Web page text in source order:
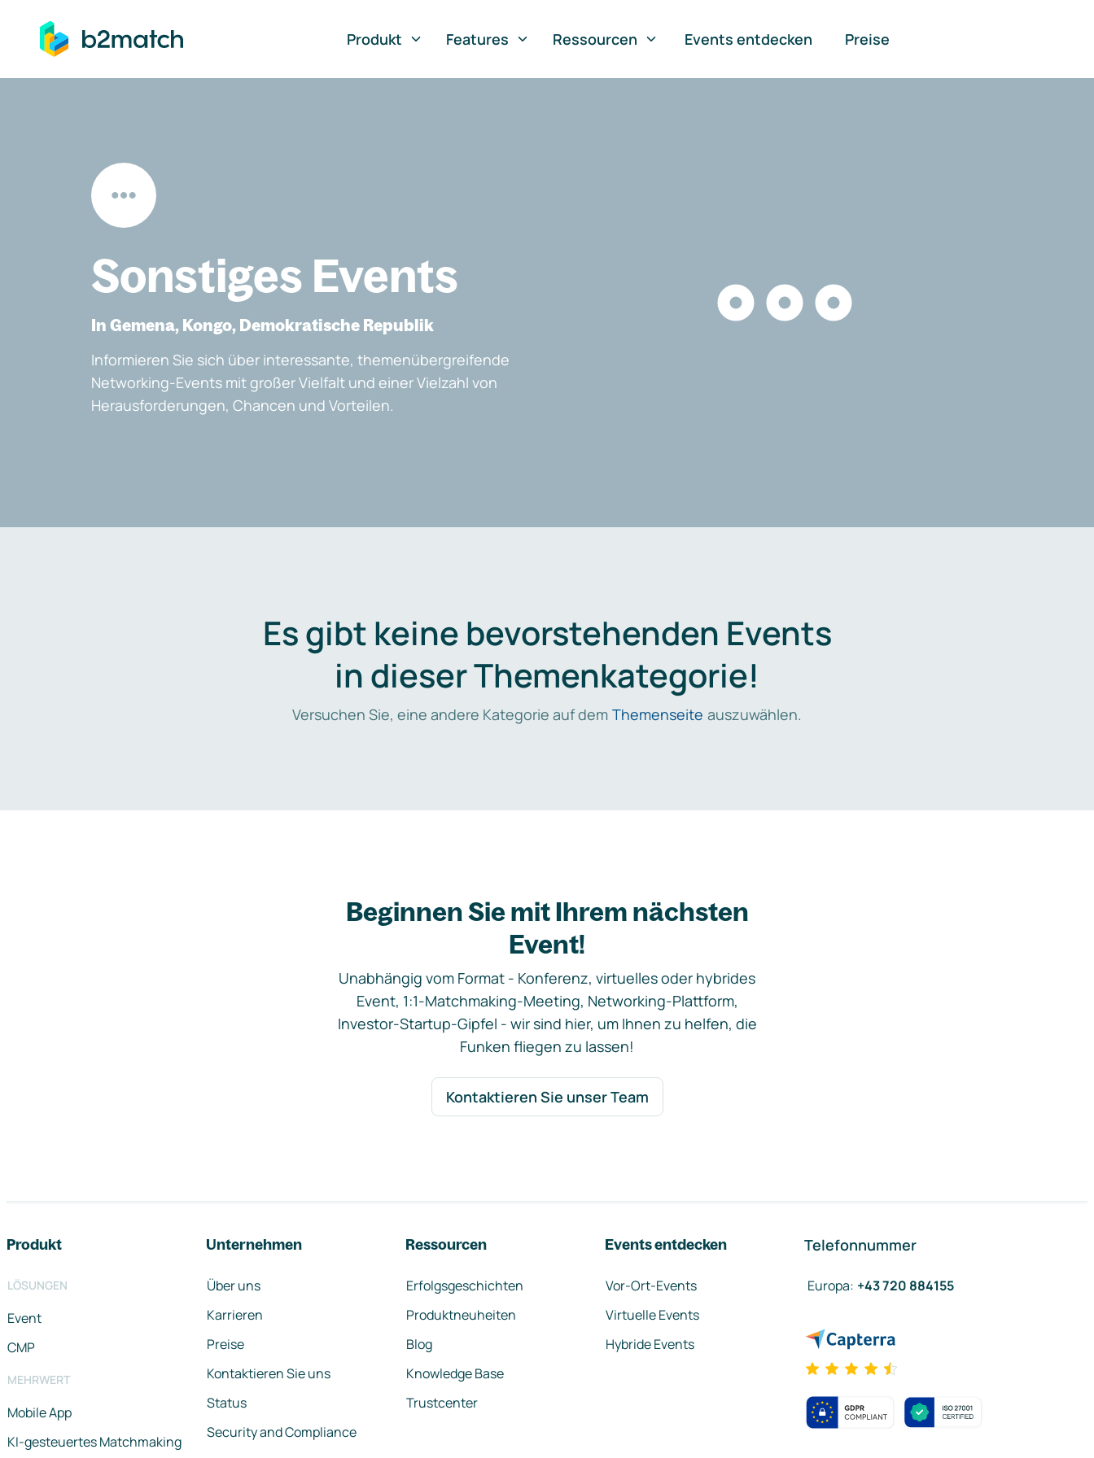
springen
Produkt
Features Ressourcen Events entdecken Preise
Sonstiges Events
In Gemena, Kongo, Demokratische Republik
Informieren Sie sich über interessante, themenübergreifende
Networking-Events mit großer Vielfalt und einer Vielzahl von
Herausforderungen, Chancen und Vorteilen.
Es gibt keine bevorstehenden Events
in dieser Themenkategorie!
Versuchen Sie, eine andere Kategorie auf dem Themenseite auszuwählen.
Beginnen Sie mit Ihrem nächsten
Event!
Unabhängig vom Format - Konferenz, virtuelles oder hybrides
Event, 1:1-Matchmaking-Meeting, Networking-Plattform,
Investor-Startup-Gipfel - wir sind hier, um Ihnen zu helfen, die
Funken fliegen zu lassen!
Kontaktieren Sie unser Team
Produkt
LÖSUNGEN
Event
CMP
MEHRWERT
Mobile App
KI-gesteuertes Matchmaking
Unternehmen
Über uns
Karrieren
Preise
Kontaktieren Sie uns
Status
Security and Compliance
Ressourcen
Erfolgsgeschichten
Produktneuheiten
Blog
Knowledge Base
Trustcenter
Events entdecken
Vor-Ort-Events
Virtuelle Events
Hybride Events
Telefonnummer
Europa: +43 720 884155